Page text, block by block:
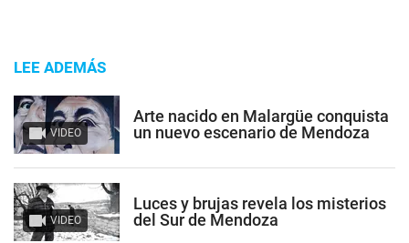
LEE ADEMÁS
VIDEO
Arte nacido en Malargüe conquista
un nuevo escenario de Mendoza
VIDEO
Luces y brujas revela los misterios
del Sur de Mendoza